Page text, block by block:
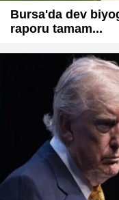
Bursa'da dev
raporu tamam...